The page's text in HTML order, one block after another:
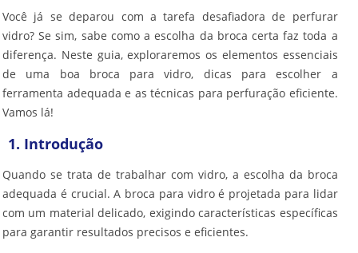
Você já se deparou com a tarefa desafiadora de perfurar
vidro? Se sim, sabe como a escolha da broca certa faz toda a
diferença. Neste guia, exploraremos os elementos essenciais
de uma boa broca para vidro, dicas para escolher a
ferramenta adequada e as técnicas para perfuração eficiente.
Vamos lá!
1. Introdução
Quando se trata de trabalhar com vidro, a escolha da broca
adequada é crucial. A broca para vidroé projetada para lidar
com um material delicado, exigindo características específicas
para garantir resultados precisos e eficientes.